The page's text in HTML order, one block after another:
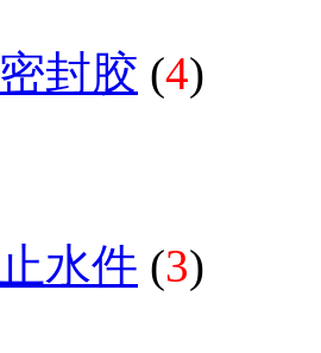
密封胶 (4)
止水件 (3)